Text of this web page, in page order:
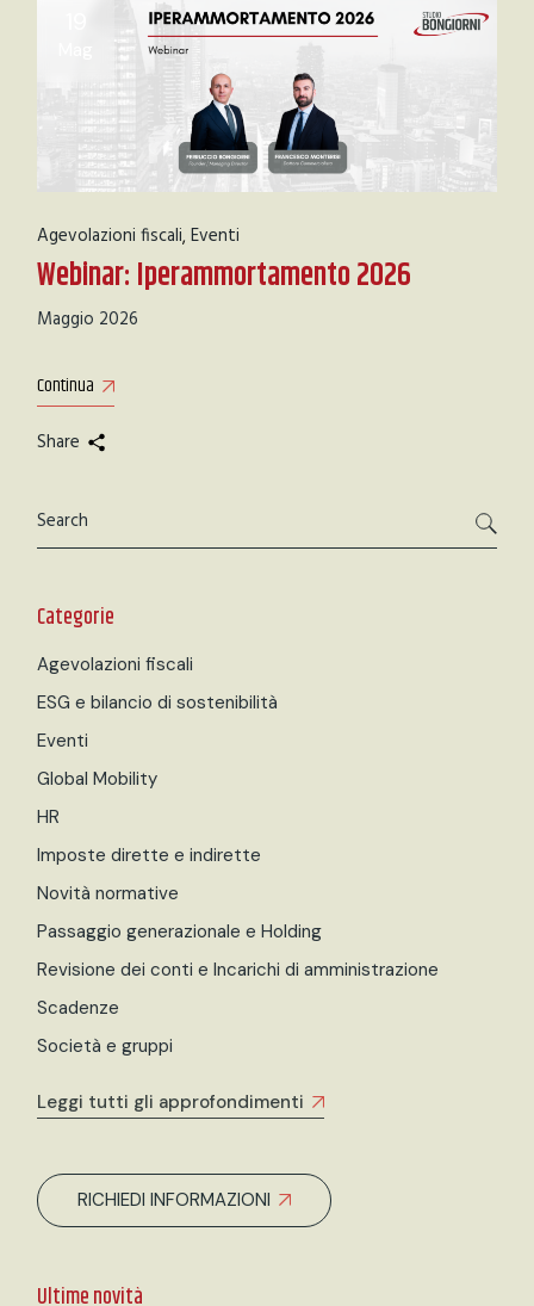
Agevolazioni fiscali Eventi
Webinar: Iperammortamento 2026
Maggio 2026
Continua
Share
Cerca
Categorie
Agevolazioni fiscali
ESG e bilancio di sostenibilità
Eventi
Global Mobility
HR
Imposte dirette e indirette
Novità normative
Passaggio generazionale e Holding
Revisione dei conti e Incarichi di amministrazione
Scadenze
Società e gruppi
Leggi tutti gli approfondimenti
RICHIEDI INFORMAZIONI
Ultime novità